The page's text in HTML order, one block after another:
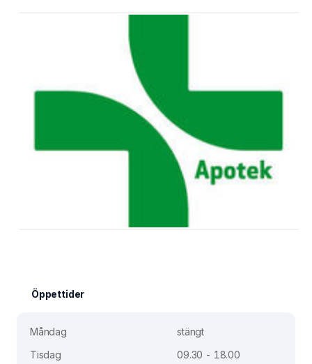
Öppettider
Måndag
stängt
Tisdag
09.30 - 18.00